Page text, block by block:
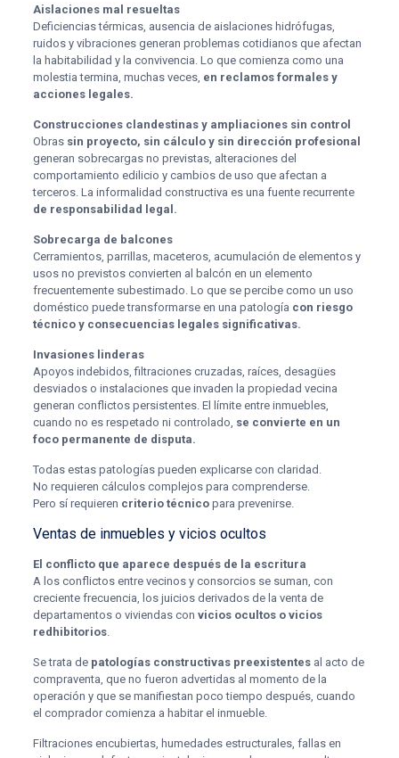
Aislaciones mal resueltas
Deficiencias térmicas, ausencia de aislaciones hidrófugas,
ruidos y vibraciones generan problemas cotidianos que afectan
la habitabilidad y la convivencia. Lo que comienza como una
molestia termina, muchas veces, en reclamos formales y
acciones legales.
Construcciones clandestinas y ampliaciones sin control
Obras sin proyecto, sin cálculo y sin dirección profesional
generan sobrecargas no previstas, alteraciones del
comportamiento edilicio y cambios de uso que afectan a
terceros. La informalidad constructiva es una fuente recurrente
de responsabilidad legal.
Sobrecarga de balcones
Cerramientos, parrillas, maceteros, acumulación de elementos y
usos no previstos convierten al balcón en un elemento
frecuentemente subestimado. Lo que se percibe como un uso
doméstico puede transformarse en una patología con riesgo
técnico y consecuencias legales significativas.
Invasiones linderas
Apoyos indebidos, filtraciones cruzadas, raíces, desagües
desviados o instalaciones que invaden la propiedad vecina
generan conflictos persistentes. El límite entre inmuebles,
cuando no es respetado ni controlado, se convierte en un
foco permanente de disputa.
Todas estas patologías pueden explicarse con claridad.
No requieren cálculos complejos para comprenderse.
Pero sí requieren criterio técnicopara prevenirse.
Ventas de inmuebles y vicios ocultos
El conflicto que aparece después de la escritura
A los conflictos entre vecinos y consorcios se suman, con
creciente frecuencia, los juicios derivados de la venta de
departamentos o viviendas con vicios ocultos o vicios
redhibitorios.
Se trata de patologías constructivas preexistentesal acto de
compraventa, que no fueron advertidas al momento de la
operación y que se manifiestan poco tiempo después, cuando
el comprador comienza a habitar el inmueble.
Filtraciones encubiertas, humedades estructurales, fallas en